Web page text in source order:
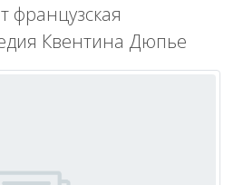
французская
Квентина Дюпье